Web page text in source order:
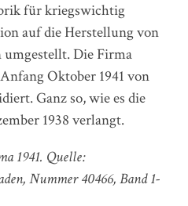
für kriegswichtig
auf die Herstellung von
Die Firma
Oktober 1941 von
Ganz so, wie es die
1938 verlangt.
1941. Quelle:
Nummer 40466, Band 1-